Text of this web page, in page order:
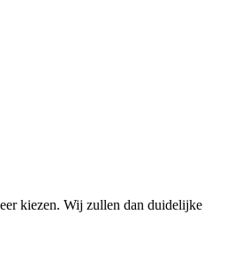
kiezen. Wij zullen dan duidelijke